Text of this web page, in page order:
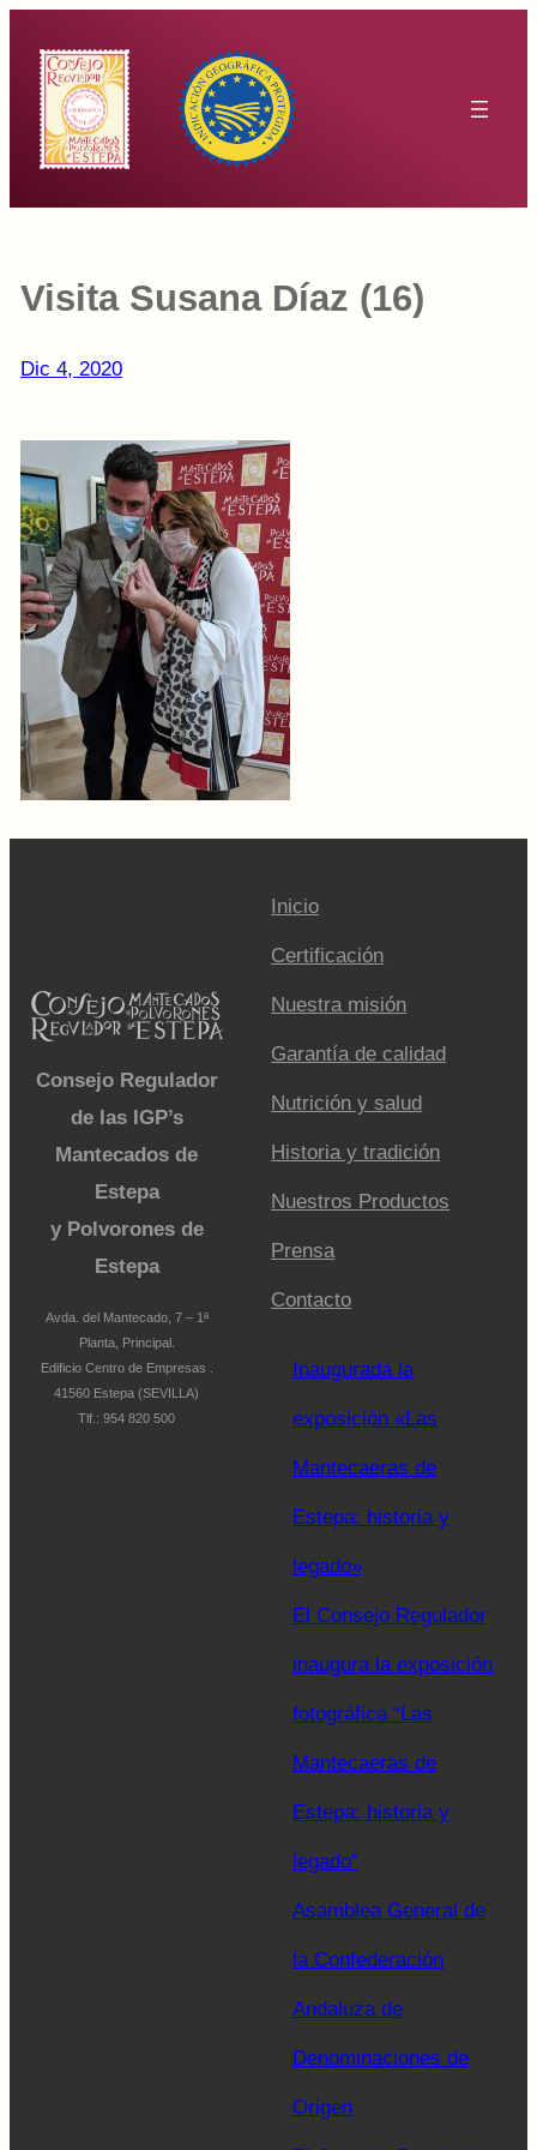
contenido
Visita Susana Díaz (16)
Dic 4, 2020
Consejo Regulador
de las IGP’s
Mantecados de
Estepa
y Polvorones de
Estepa
Avda. del Mantecado, 7 – 1ª
Planta, Principal.
Edificio Centro de Empresas .
41560 Estepa (SEVILLA)
Tlf.: 954 820 500
Inicio
Certificación
Nuestra misión
Garantía de calidad
Nutrición y salud
Historia y tradición
Nuestros Productos
Prensa
Contacto
Inaugurada la
exposición «Las
Mantecaeras de
Estepa: historia y
legado»
El Consejo Regulador
inaugura la exposición
fotográfica “Las
Mantecaeras de
Estepa: historia y
legado”
Asamblea General de
la Confederación
Andaluza de
Denominaciones de
Origen